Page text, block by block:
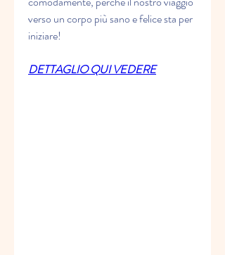
verso un corpo più sano e felice sta per
iniziare!
DETTAGLIO QUI VEDERE